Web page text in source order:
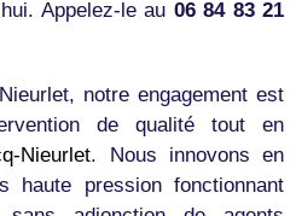
Appelez-le au 06 84 83 21
notre engagement est
de qualité tout en
Nieurlet. Nous innovons en
haute pression fonctionnant